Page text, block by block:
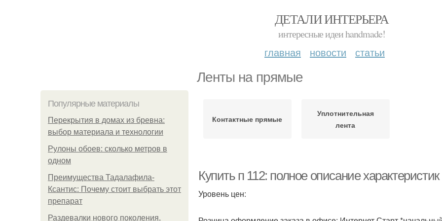
ДЕТАЛИ ИНТЕРЬЕРА
интересные идеи handmade!
главная новости статьи
Ленты на прямые
Популярные материалы
Перекрытия в домах из бревна:
выбор материала и технологии
Рулоны обоев: сколько метров в
одном
Преимущества Тадалафила-
Ксантис: Почему стоит выбрать этот
препарат
Раздевалки нового поколения.
Контактные прямые
Уплотнительная
лента
Купить п 112: полное описание характеристик
Уровень цен: